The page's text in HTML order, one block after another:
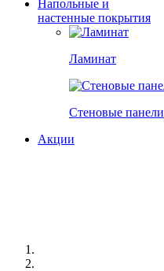
Напольные и
настенные покрытия
Ламинат
Стеновые панели
Акции